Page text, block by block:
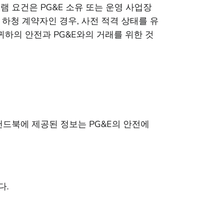
요건은 PG&E 소유 또는 운영 사업장
청 계약자인 경우, 사전 적격 상태를 유
의 안전과 PG&E와의 거래를 위한 것
북에 제공된 정보는 PG&E의 안전에
.